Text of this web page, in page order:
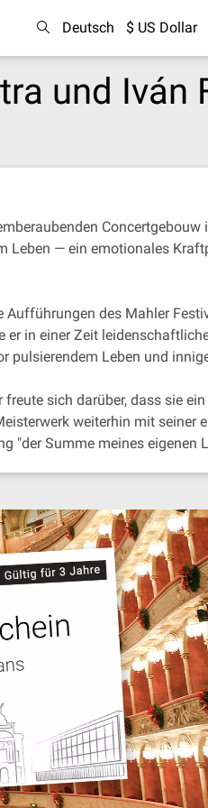
Deutsch $ US Dollar
und Iván
Concertgebouw
Leben — ein emotionales
des Mahler
in einer Zeit
pulsierendem Leben und
sich darüber, dass sie
weiterhin mit seiner
"der Summe meines eigenen